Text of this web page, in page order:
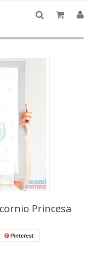
Princesa
Pinterest